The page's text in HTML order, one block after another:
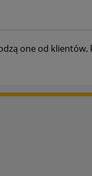
one od